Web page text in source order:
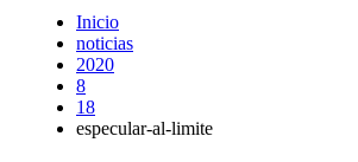
Inicio
noticias
2020
8
18
especular-al-limite